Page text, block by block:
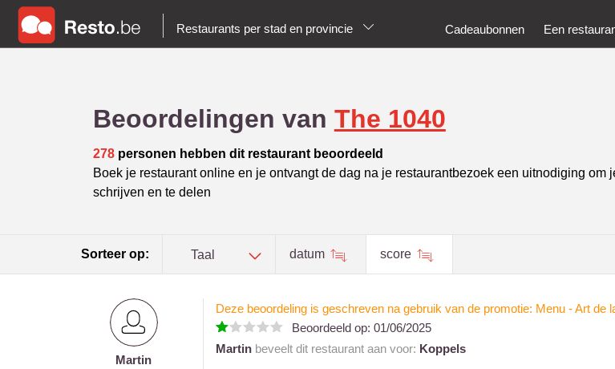
Restaurants per stad en provincie Cadeaubonnen Een
Beoordelingen van The 1040
278personen hebben dit restaurant beoordeeld
Boek je restaurant online en je ontvangt de dag na je restaurantbezoek een uitnodiging om
schrijven en te delen
Sorteer op: Taal datum score
Martin
Deze beoordeling is geschreven na gebruik van de promotie: Menu - Art de
Beoordeeld op: 01/06/2025
Martinbeveelt dit restaurant aan voor: Koppels